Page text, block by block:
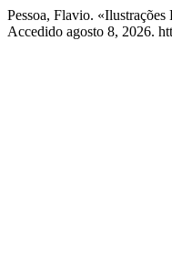
Pessoa, Flavio.
Accedido agosto 8, 2026.